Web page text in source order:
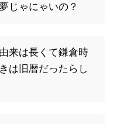
じゃにゃいの？
来は長くて鎌倉時
は旧暦だったらし